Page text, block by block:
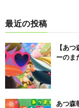
最近の投稿
【あ
ーのま
あつ森